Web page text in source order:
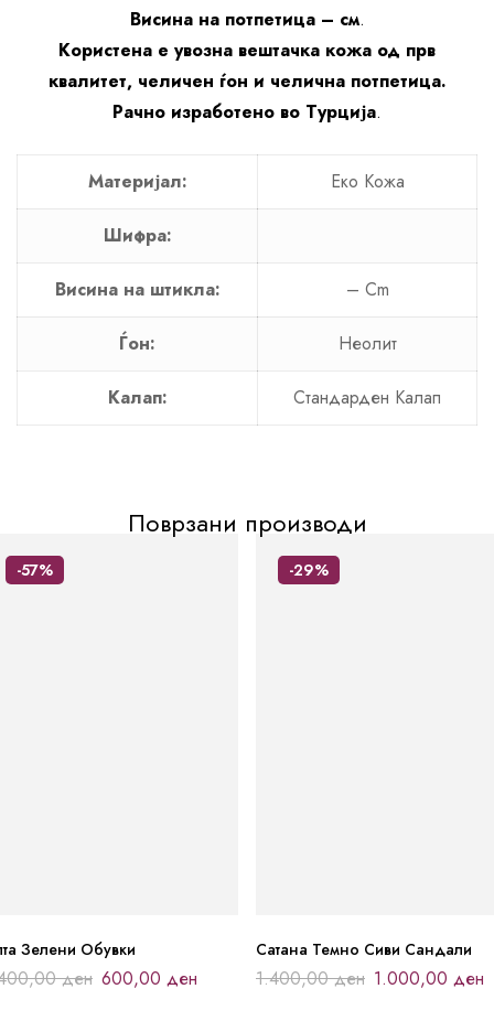
Висина на потпетица – см.
Користена е увозна вештачка кожа од прв
квалитет, челичен ѓон и челична потпетица.
Рачно изработено во Турција.
Материјал: Еко Кожа
Шифра:
Висина на штикла: – Cm
Ѓон: Неолит
Калап: Стандарден Калап
Поврзани производи
-57%
Зелени Обувки
ден 600,00 ден
-29%
Сатана Темно Сиви Сандали
1.400,00ден 1.000,00 ден